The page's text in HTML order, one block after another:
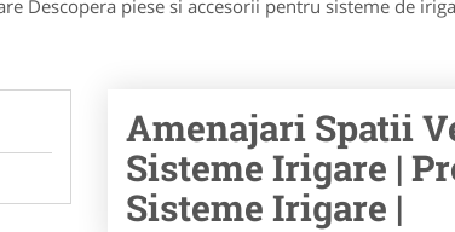
Descopera piese si accesorii pentru sisteme de
Amenajari Spatii
Sisteme Irigare |
Sisteme Irigare |